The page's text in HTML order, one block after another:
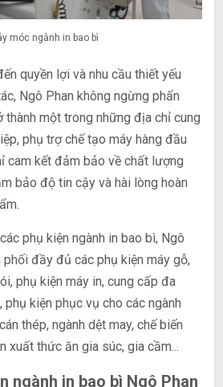
móc ngành in bao bì
quyền lợi và nhu cầu thiết yếu
Ngô Phan không ngừng phấn
một trong những địa chỉ cung
phụ trợ chế tạo máy hàng đầu
cam kết đảm bảo về chất lượng
bảo độ tin cậy và hài lòng hoàn
phụ kiện ngành in bao bì, Ngô
phối đầy đủ các phụ kiện máy gỗ,
phụ kiện máy in, cung cấp đa
kiện phục vụ cho các ngành
thép, ngành dệt may, chế biến
xuất thức ăn gia súc, gia cầm...
ngành in bao bì Ngô Phan